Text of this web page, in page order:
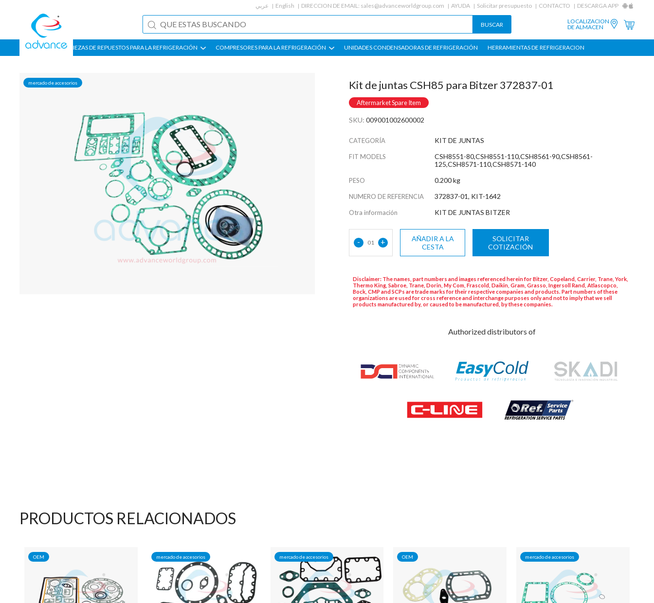
عربي English DIRECCION DE EMAIL: sales@advanceworldgroup.com AYUDA Solicitar presupuesto CONTACTO DESCARGA APP
LOCALIZACION
DE ALMACEN
PIEZAS DE REPUESTOS PARA LA REFRIGERACIÓN COMPRESORES PARA LA REFRIGERACIÓN UNIDADES CONDENSADORAS DE REFRIGERACIÓN HERRAMIENTAS DE REFRIGERACION
mercado de accesorios Kit de juntas CSH85 para Bitzer 372837-01
Aftermarket Spare Item
SKU: 009001002600002
CATEGORÍA KIT DE JUNTAS
FIT MODELS
CSH8551-80,CSH8551-110,CSH8561-90,CSH8561-
125,CSH8571-110,CSH8571-140
PESO 0.200 kg
NUMERO DE REFERENCIA 372837-01, KIT-1642
Otra información KIT DE JUNTAS BITZER
- 01 +
AÑADIR A LA
CESTA
SOLICITAR
COTIZACIÓN
Disclaimer: The names, part numbers and images referenced herein for Bitzer, Copeland, Carrier, Trane, York,
Thermo King, Sabroe, Trane, Dorin, My Com, Frascold, Daikin, Gram, Grasso, Ingersoll Rand, Atlascopco,
Bock, CMP and SCPs are trade marks for their respective companies and products. Part numbers of these
organizations are used for cross reference and interchange purposes only and not to imply that we sell
products manufactured by, or caused to be manufactured, by these companies.
Authorized distributors of
PRODUCTOS RELACIONADOS
OEM mercado de accesorios mercado de accesorios OEM mercado de accesorios